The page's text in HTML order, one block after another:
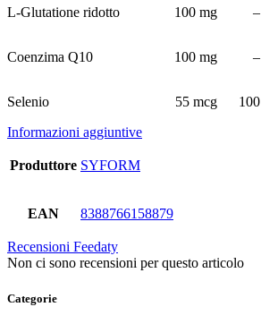
L-Glutatione ridotto 100 mg –
Coenzima Q10 100 mg –
Selenio 55 mcg
100
Informazioni aggiuntive
Produttore SYFORM
EAN 8388766158879
Recensioni Feedaty
Non ci sono recensioni per questo articolo
Categorie